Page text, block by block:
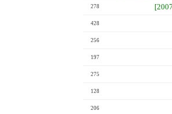
278
428
256
197
275
128
206